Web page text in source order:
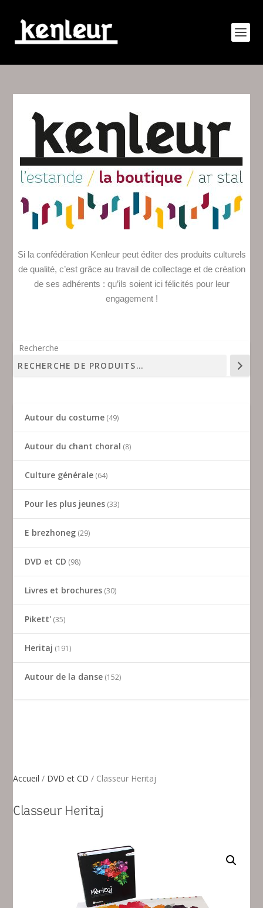
Si la confédération Kenleur peut éditer des produits culturels
de qualité, c’est grâce au travail de collectage et de création
de ses adhérents : qu’ils soient ici félicités pour leur
engagement !
Recherche
Autour du costume 49
Autour du chant choral 8
Culture générale 64
Pour les plus jeunes 33
E brezhoneg 29
DVD et CD 98
Livres et brochures 30
Pikett' 35
Heritaj 191
Autour de la danse 152
Accueil / DVD et CD / Classeur Heritaj
Classeur Heritaj